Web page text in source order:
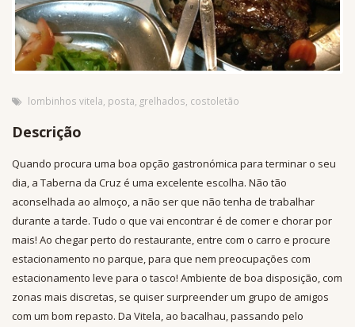
lombinhos vitela posta grelhados costoletão
Descrição
Quando procura uma boa opção gastronómica para terminar o seu
dia, a Taberna da Cruz é uma excelente escolha. Não tão
aconselhada ao almoço, a não ser que não tenha de trabalhar
durante a tarde. Tudo o que vai encontrar é de comer e chorar por
mais! Ao chegar perto do restaurante, entre com o carro e procure
estacionamento no parque, para que nem preocupações com
estacionamento leve para o tasco! Ambiente de boa disposição, com
zonas mais discretas, se quiser surpreender um grupo de amigos
com um bom repasto. Da Vitela, ao bacalhau, passando pelo